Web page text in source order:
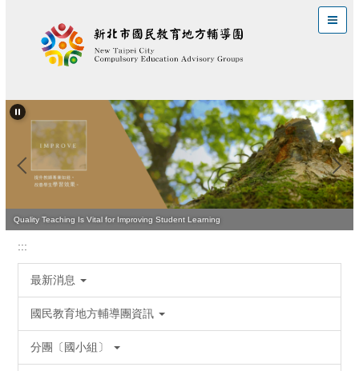
區
Quality Teaching Is Vital for Improving Student Learning
:::
最新消息
國民教育地方輔導團資訊
分團〔國小組〕